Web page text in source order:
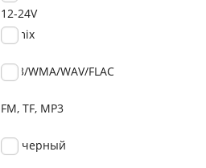
12-24V
Ritmix
MP3/WMA/WAV/FLAC
FM, TF, MP3
черный